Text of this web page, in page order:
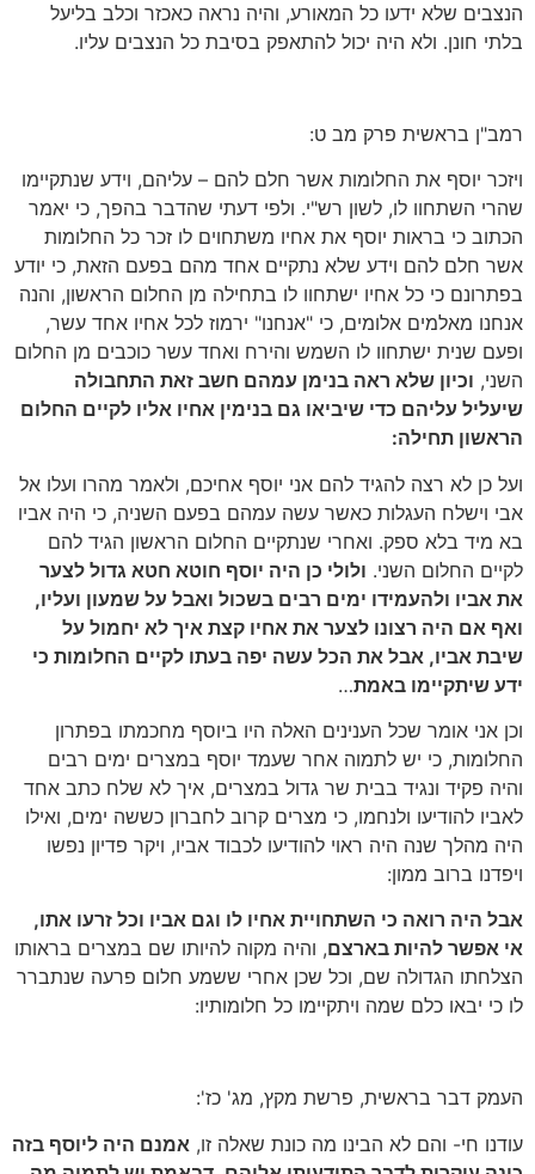
הנצבים שלא ידעו כל המאורע, והיה נראה כאכזר וכלב בליעל
בלתי חונן. ולא היה יכול להתאפק בסיבת כל הנצבים עליו.
רמב"ן בראשית פרק מב ט:
ויזכר יוסף את החלומות אשר חלם להם – עליהם, וידע שנתקיימו
שהרי השתחוו לו, לשון רש"י. ולפי דעתי שהדבר בהפך, כי יאמר
הכתוב כי בראות יוסף את אחיו משתחוים לו זכר כל החלומות
אשר חלם להם וידע שלא נתקיים אחד מהם בפעם הזאת, כי יודע
בפתרונם כי כל אחיו ישתחוו לו בתחילה מן החלום הראשון, והנה
אנחנו מאלמים אלומים, כי "אנחנו" ירמוז לכל אחיו אחד עשר,
ופעם שנית ישתחוו לו השמש והירח ואחד עשר כוכבים מן החלום
השני, וכיון שלא ראה בנימן עמהם חשב זאת התחבולה
שיעליל עליהם כדי שיביאו גם בנימין אחיו אליו לקיים החלום
הראשון תחילה:
ועל כן לא רצה להגיד להם אני יוסף אחיכם, ולאמר מהרו ועלו אל
אבי וישלח העגלות כאשר עשה עמהם בפעם השניה, כי היה אביו
בא מיד בלא ספק. ואחרי שנתקיים החלום הראשון הגיד להם
לקיים החלום השני. ולולי כן היה יוסף חוטא חטא גדול לצער
את אביו ולהעמידו ימים רבים בשכול ואבל על שמעון ועליו,
ואף אם היה רצונו לצער את אחיו קצת איך לא יחמול על
שיבת אביו, אבל את הכל עשה יפה בעתו לקיים החלומות כי
ידע שיתקיימו באמת…
וכן אני אומר שכל הענינים האלה היו ביוסף מחכמתו בפתרון
החלומות, כי יש לתמוה אחר שעמד יוסף במצרים ימים רבים
והיה פקיד ונגיד בבית שר גדול במצרים, איך לא שלח כתב אחד
לאביו להודיעו ולנחמו, כי מצרים קרוב לחברון כששה ימים, ואילו
היה מהלך שנה היה ראוי להודיעו לכבוד אביו, ויקר פדיון נפשו
ויפדנו ברוב ממון:
אבל היה רואה כי השתחויית אחיו לו וגם אביו וכל זרעו אתו,
אי אפשר להיות בארצם, והיה מקוה להיותו שם במצרים בראותו
הצלחתו הגדולה שם, וכל שכן אחרי ששמע חלום פרעה שנתברר
לו כי יבאו כלם שמה ויתקיימו כל חלומותיו:
העמק דבר בראשית, פרשת מקץ, מג' כז':
עודנו חי- והם לא הבינו מה כונת שאלה זו, אמנם היה ליוסף בזה